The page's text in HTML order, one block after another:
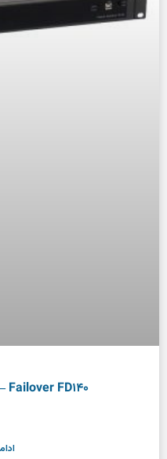
Failover FD140 – اپن وکس OpenVox